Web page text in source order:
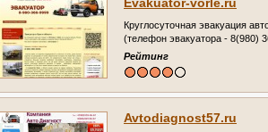
Круглосуточная эвакуация
(телефон эвакуатора - 8(980)
Рейтинг
Avtodiagnost57.ru